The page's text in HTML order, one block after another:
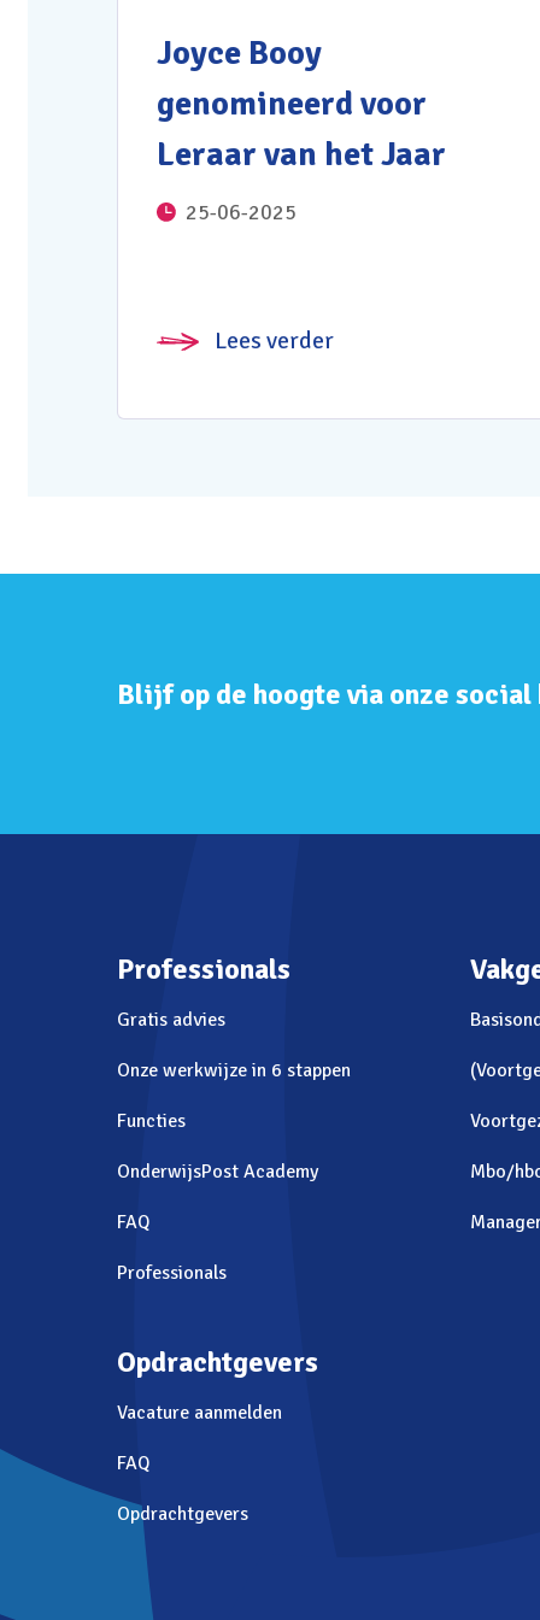
Joyce Booy
genomineerd voor
Leraar van het Jaar
25-06-2025
Lees verder
Blijf op de hoogte via onze social
Professionals
Gratis advies
Onze werkwijze in 6 stappen
Functies
OnderwijsPost Academy
FAQ
Professionals
Opdrachtgevers
Vacature aanmelden
FAQ
Opdrachtgevers
Mbo/